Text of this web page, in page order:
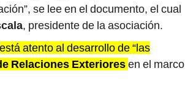
se lee en el documento, el cual
, presidente de la asociación.
está atento al desarrollo de “las
Relaciones Exterioresen el marco